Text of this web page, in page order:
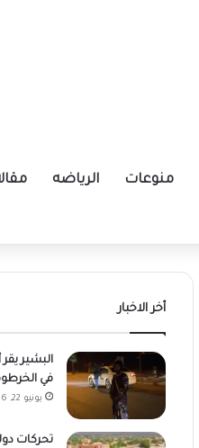
منوعات الرياضه
أخر الاخبار
البشير
في
يونيو 22, 2026
تحركات